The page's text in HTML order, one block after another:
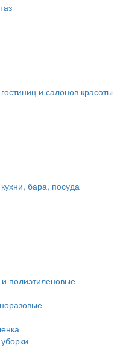
и салонов красоты
бара, посуда
полиэтиленовые